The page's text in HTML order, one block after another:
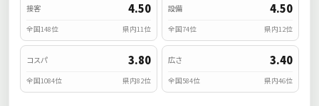
接客 4.50
全国148位 県内11位
設備 4.50
全国74位 県内12位
コスパ 3.80
全国1084位 県内82位
広さ 3.40
全国584位 県内46位